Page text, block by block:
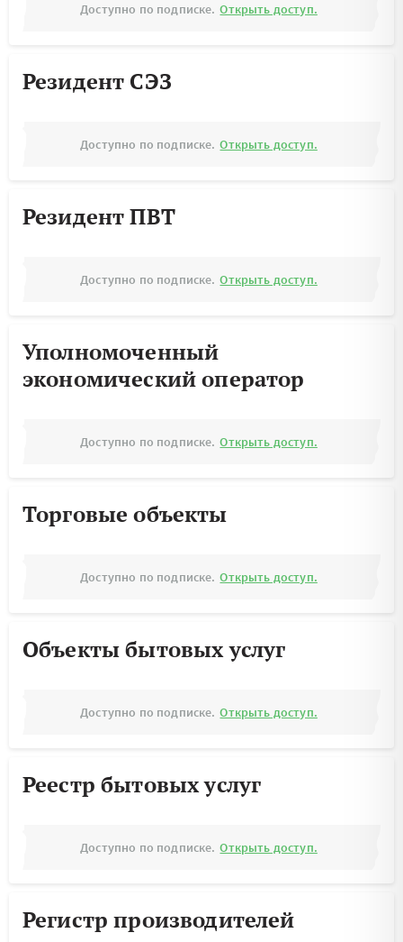
Доступно по подписке. Открыть доступ.
Резидент СЭЗ
Доступно по подписке. Открыть доступ.
Резидент ПВТ
Доступно по подписке. Открыть доступ.
Уполномоченный
экономический оператор
Доступно по подписке. Открыть доступ.
Торговые объекты
Доступно по подписке. Открыть доступ.
Объекты бытовых услуг
Доступно по подписке. Открыть доступ.
Реестр бытовых услуг
Доступно по подписке. Открыть доступ.
Регистр производителей